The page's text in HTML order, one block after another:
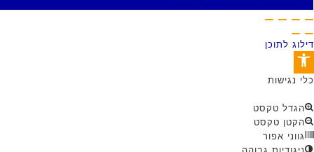
דילוג לתוכן
פתח סרגל נגישות
כלי נגישות
הגדל טקסט
הקטן טקסט
גווני אפור